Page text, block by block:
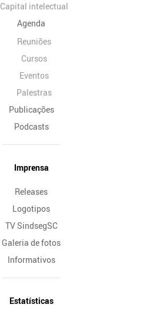
Capital intelectual
Agenda
Reuniões
Cursos
Eventos
Palestras
Publicações
Podcasts
Imprensa
Releases
Logotipos
TV SindsegSC
Galeria de fotos
Informativos
Estatísticas